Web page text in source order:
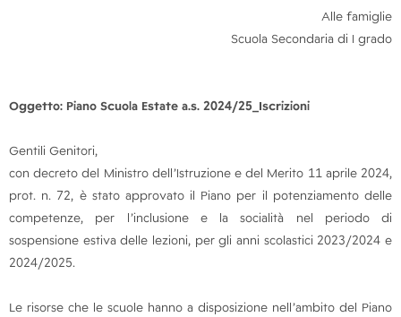
Alle famiglie
Scuola Secondaria di I grado
Oggetto: Piano Scuola Estate a.s. 2024/25_Iscrizioni
Gentili Genitori,
con decreto del Ministro dell’Istruzione e del Merito 11 aprile 2024,
prot. n. 72, è stato approvato il Piano per il potenziamento delle
competenze, per l’inclusione e la socialità nel periodo di
sospensione estiva delle lezioni, per gli anni scolastici 2023/2024 e
2024/2025.
Le risorse che le scuole hanno a disposizione nell’ambito del Piano